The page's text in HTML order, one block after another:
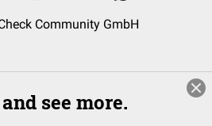
Community GmbH
see more.